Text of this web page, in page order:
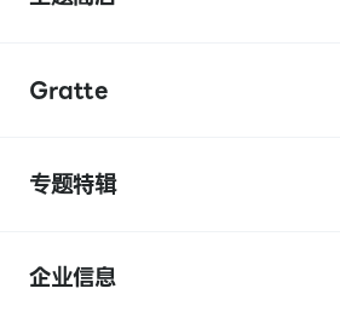
Gratte
专题特辑
企业信息